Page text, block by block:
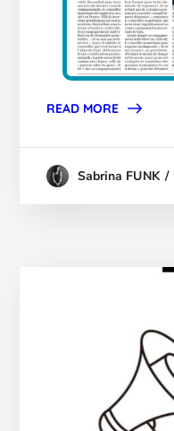
READ MORE
Sabrina FUNK